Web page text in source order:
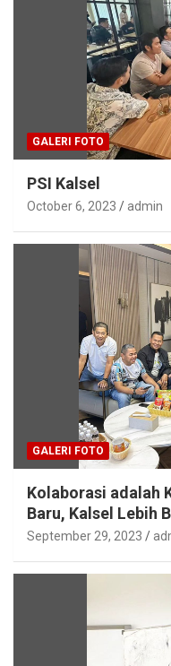
GALERI FOTO
PSI Kalsel
October 6, 2023 admin
GALERI FOTO
Kolaborasi adalah
Baru, Kalsel Lebih
September 29, 2023